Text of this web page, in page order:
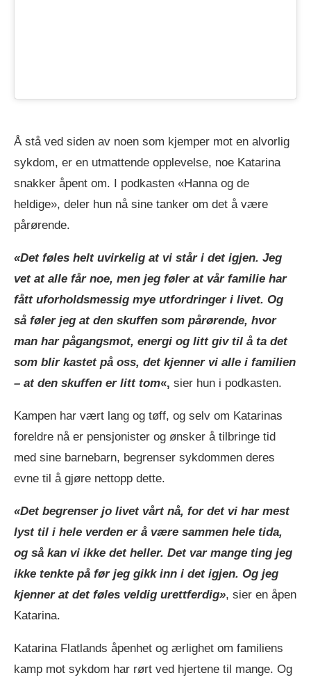
Å stå ved siden av noen som kjemper mot en alvorlig
sykdom, er en utmattende opplevelse, noe Katarina
snakker åpent om. I podkasten «Hanna og de
heldige», deler hun nå sine tanker om det å være
pårørende.
«Det føles helt uvirkelig at vi står i det igjen. Jeg
vet at alle får noe, men jeg føler at vår familie har
fått uforholdsmessig mye utfordringer i livet. Og
så føler jeg at den skuffen som pårørende, hvor
man har pågangsmot, energi og litt giv til å ta det
som blir kastet på oss, det kjenner vi alle i familien
– at den skuffen er litt tom«, sier hun i podkasten.
Kampen har vært lang og tøff, og selv om Katarinas
foreldre nå er pensjonister og ønsker å tilbringe tid
med sine barnebarn, begrenser sykdommen deres
evne til å gjøre nettopp dette.
«Det begrenser jo livet vårt nå, for det vi har mest
lyst til i hele verden er å være sammen hele tida,
og så kan vi ikke det heller. Det var mange ting jeg
ikke tenkte på før jeg gikk inn i det igjen. Og jeg
kjenner at det føles veldig urettferdig», sier en åpen
Katarina.
Katarina Flatlands åpenhet og ærlighet om familiens
kamp mot sykdom har rørt ved hjertene til mange. Og